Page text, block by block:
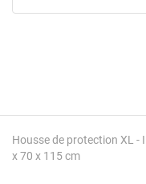
Housse de protection XL -
x 70 x 115 cm